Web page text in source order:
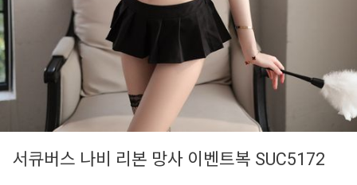
서큐버스 나비 리본 망사 이벤트복 SUC5172